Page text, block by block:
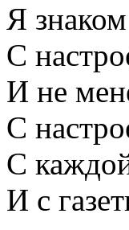
Я
С
И не
С
С
И с